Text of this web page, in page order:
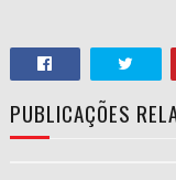
PUBLICAÇÕES